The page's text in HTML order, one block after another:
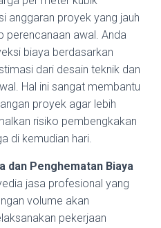
anggaran proyek yang jauh
perencanaan awal. Anda
biaya berdasarkan
dari desain teknik dan
Hal ini sangat membantu
proyek agar lebih
risiko pembengkakan
di kemudian hari.
dan Penghematan Biaya
jasa profesional yang
volume akan
pekerjaan